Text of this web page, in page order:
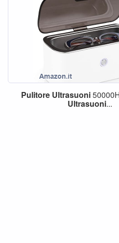
Pulitore Ultrasuoni
Ultrasuoni...